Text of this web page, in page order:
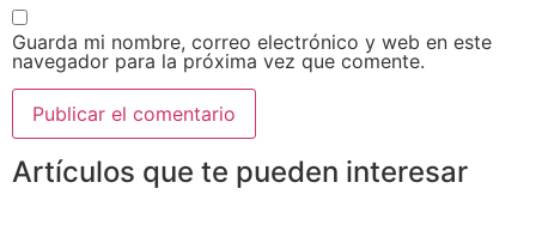
Guarda mi nombre, correo electrónico y web en este
navegador para la próxima vez que comente.
Artículos que te pueden interesar